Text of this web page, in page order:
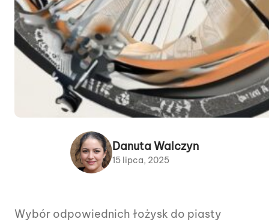
Danuta Walczyn
15 lipca, 2025
Wybór odpowiednich łożysk do piasty